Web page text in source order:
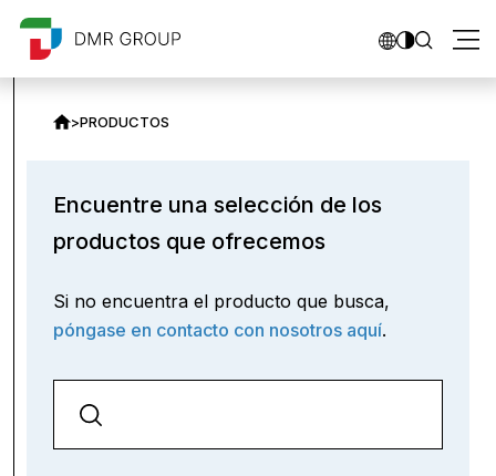
>PRODUCTOS
Encuentre una selección de los
productos que ofrecemos
Si no encuentra el producto que busca,
póngase en contacto con nosotros aquí.